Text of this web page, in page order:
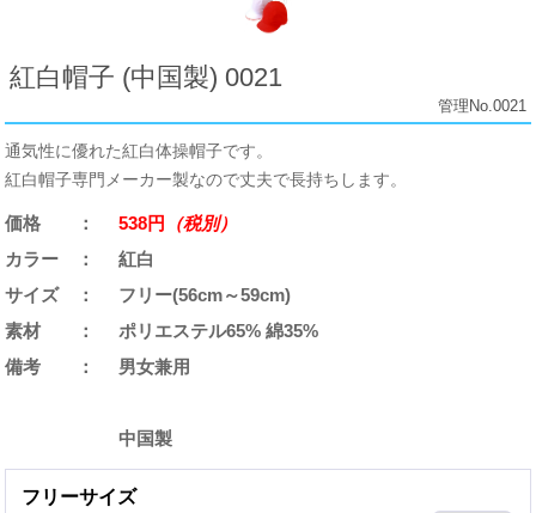
紅白帽子 (中国製) 0021
管理No.0021
通気性に優れた紅白体操帽子です。
紅白帽子専門メーカー製なので丈夫で長持ちします。
価格 538円
（税別）
カラー
紅白
サイズ
フリー(56cm～59cm)
素材
ポリエステル65% 綿35%
備考
男女兼用
中国製
フリーサイズ